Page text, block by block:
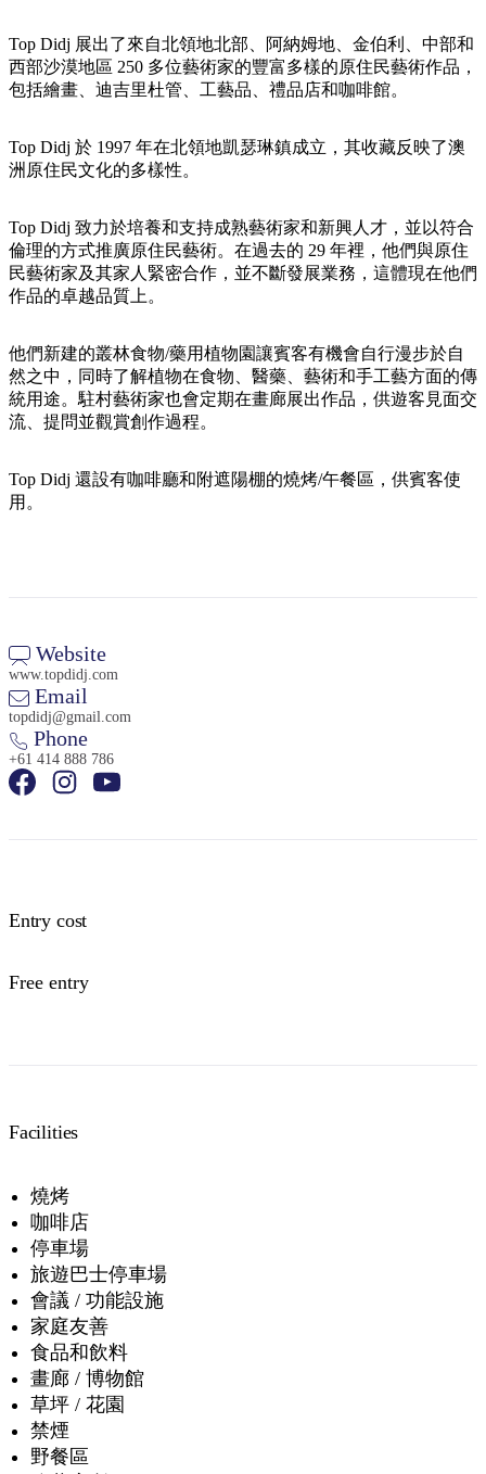
按
地
探
索
劃
您
的
旅
行
劃
工
具
尋:
up
Top Didj 展出了來自北領地北部、阿納姆地、金伯利、中部和
西部沙漠地區 250 多位藝術家的豐富多樣的原住民藝術作品，
包括繪畫、迪吉里杜管、工藝品、禮品店和咖啡館。
Top Didj 於 1997 年在北領地凱瑟琳鎮成立，其收藏反映了澳
洲原住民文化的多樣性。
Top Didj 致力於培養和支持成熟藝術家和新興人才，並以符合
倫理的方式推廣原住民藝術。在過去的 29 年裡，他們與原住
民藝術家及其家人緊密合作，並不斷發展業務，這體現在他們
作品的卓越品質上。
他們新建的叢林食物/藥用植物園讓賓客有機會自行漫步於自
然之中，同時了解植物在食物、醫藥、藝術和手工藝方面的傳
統用途。駐村藝術家也會定期在畫廊展出作品，供遊客見面交
流、提問並觀賞創作過程。
Top Didj 還設有咖啡廳和附遮陽棚的燒烤/午餐區，供賓客使
用。
Website
www.topdidj.com
Email
topdidj@gmail.com
Phone
+61 414 888 786
Entry cost
Free entry
Facilities
燒烤
咖啡店
停車場
旅遊巴士停車場
會議 / 功能設施
家庭友善
食品和飲料
畫廊 / 博物館
草坪 / 花園
禁煙
野餐區